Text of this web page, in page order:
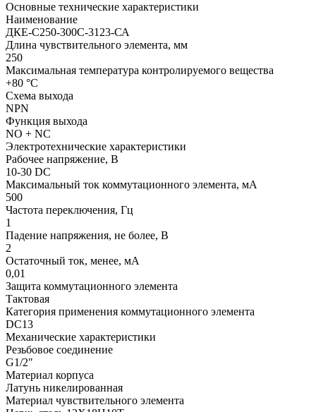
Основные технические характеристики
Наименование
ДКЕ-С250-300С-3123-СА
Длина чувствительного элемента, мм
250
Максимальная температура контролируемого вещества
+80 °С
Схема выхода
NPN
Функция выхода
NO + NC
Электротехнические характеристики
Рабочее напряжение, В
10-30 DC
Максимальный ток коммутационного элемента, мА
500
Частота переключения, Гц
1
Падение напряжения, не более, В
2
Остаточный ток, менее, мА
0,01
Защита коммутационного элемента
Тактовая
Категория применения коммутационного элемента
DC13
Механические характеристики
Резьбовое соединение
G1/2"
Материал корпуса
Латунь никелированная
Материал чувствительного элемента